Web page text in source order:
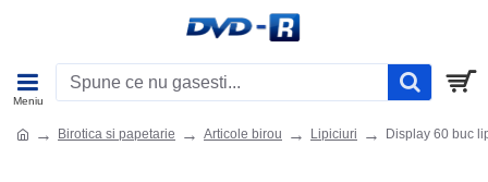
Birotica si papetarie Articole birou Lipiciuri Display 60 buc